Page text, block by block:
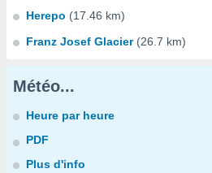
Herepo (17.46 km)
Franz Josef Glacier (26.7 km)
Météo...
Heure par heure
PDF
Plus d'info